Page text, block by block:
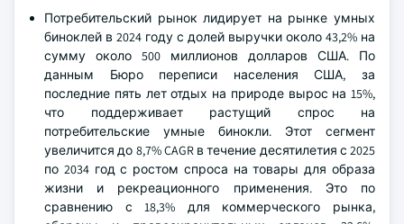
Потребительский рынок лидирует на рынке умных
биноклей в 2024 году с долей выручки около 43,2% на
сумму около 500 миллионов долларов США. По
данным Бюро переписи населения США, за
последние пять лет отдых на природе вырос на 15%,
что поддерживает растущий спрос на
потребительские умные бинокли. Этот сегмент
увеличится до 8,7% CAGR в течение десятилетия с 2025
по 2034 год с ростом спроса на товары для образа
жизни и рекреационного применения. Это по
сравнению с 18,3% для коммерческого рынка,